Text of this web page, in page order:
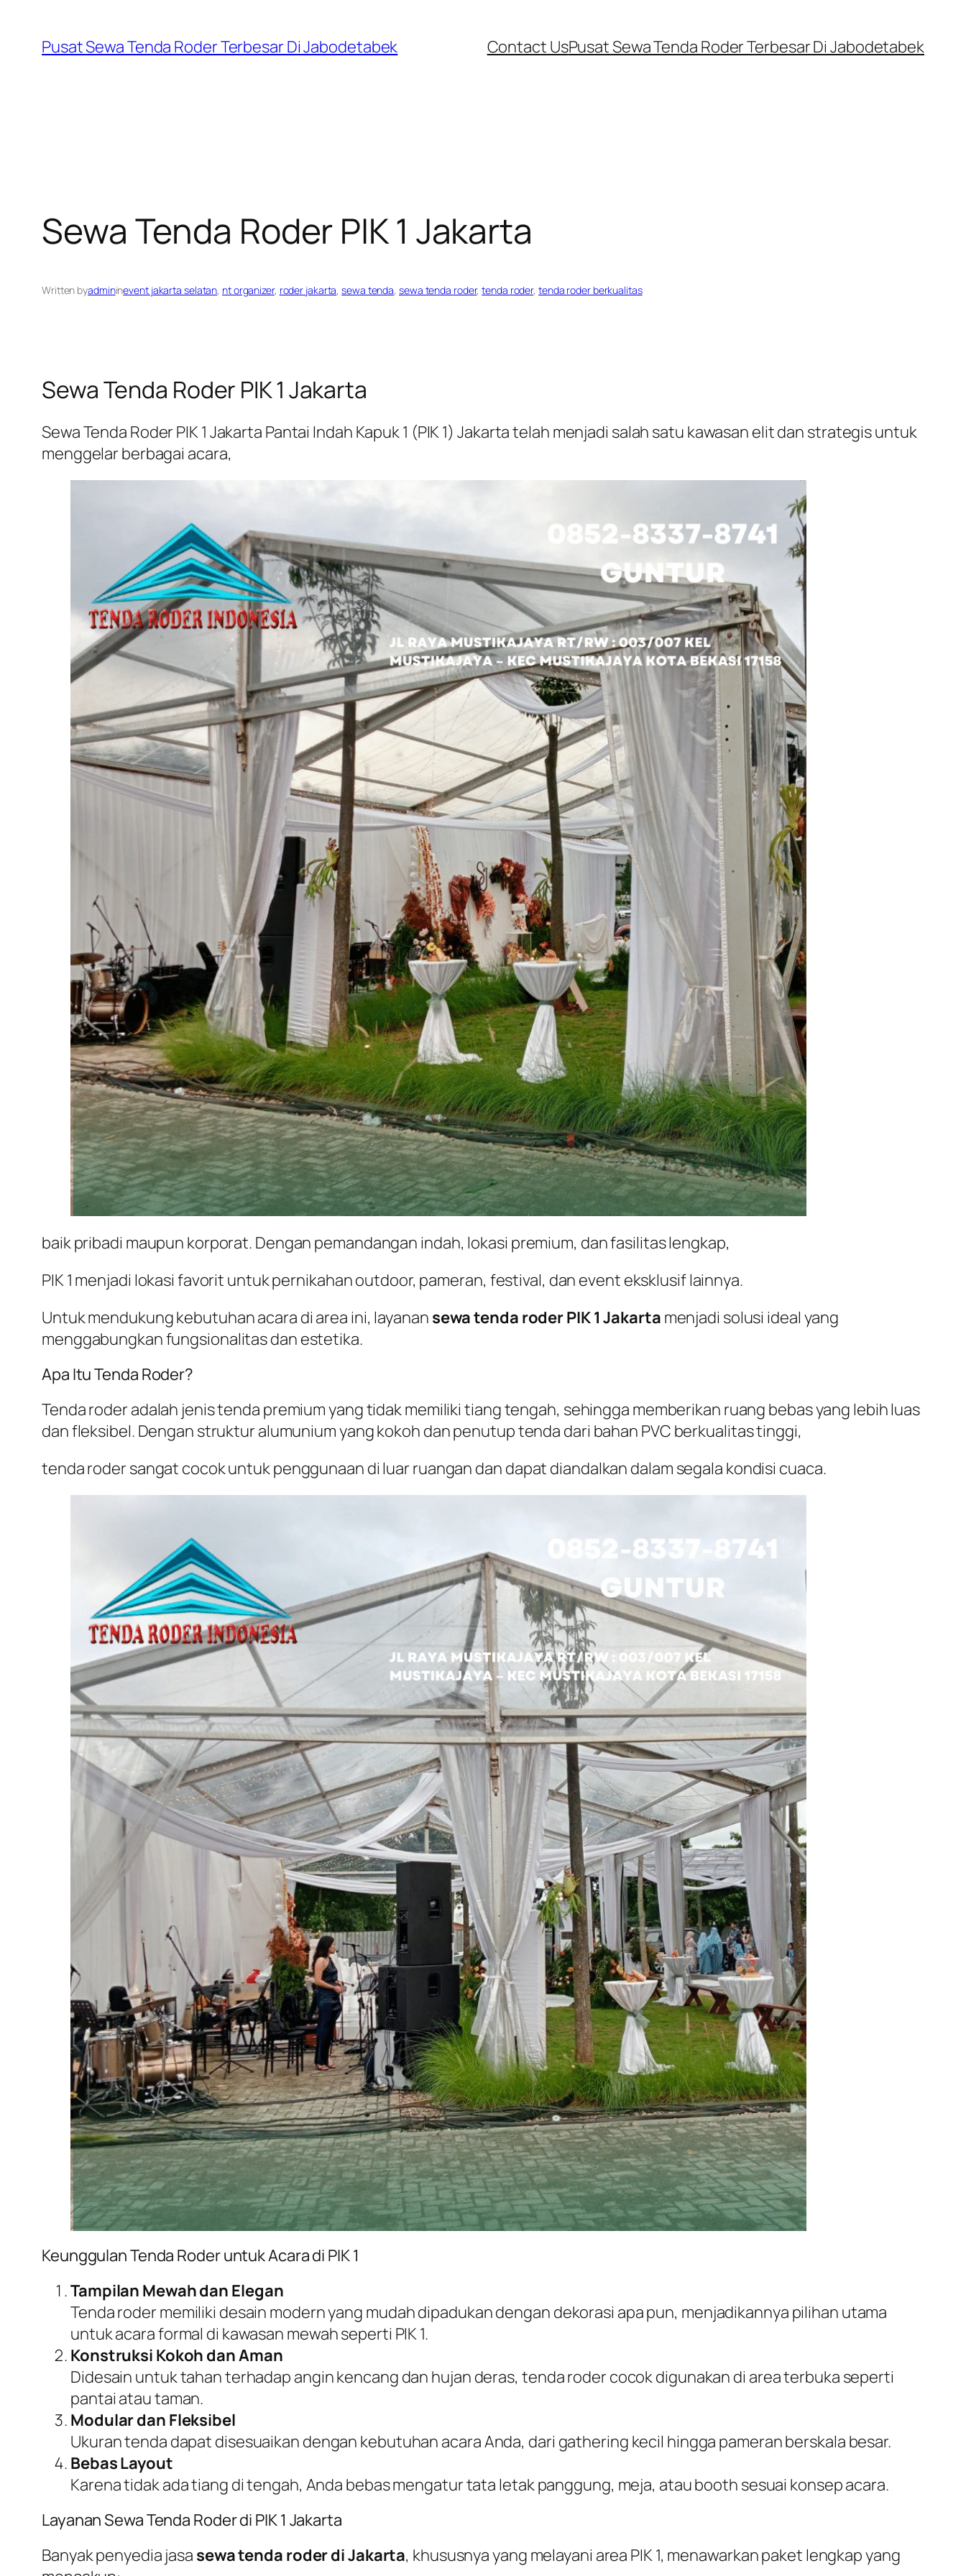
content
Pusat Sewa Tenda Roder Terbesar Di Jabodetabek Contact UsPusat Sewa Tenda Roder Terbesar Di Jabodetabek
Sewa Tenda Roder PIK 1 Jakarta
Written byadmininevent jakarta selatan, nt organizer, roder jakarta, sewa tenda, sewa tenda roder, tenda roder, tenda roder berkualitas
Sewa Tenda Roder PIK 1 Jakarta
Sewa Tenda Roder PIK 1 Jakarta Pantai Indah Kapuk 1 (PIK 1) Jakarta telah menjadi salah satu kawasan elit dan strategis untuk
menggelar berbagai acara,
baik pribadi maupun korporat. Dengan pemandangan indah, lokasi premium, dan fasilitas lengkap,
PIK 1 menjadi lokasi favorit untuk pernikahan outdoor, pameran, festival, dan event eksklusif lainnya.
Untuk mendukung kebutuhan acara di area ini, layanan sewa tenda roder PIK 1 Jakarta menjadi solusi ideal yang
menggabungkan fungsionalitas dan estetika.
Apa Itu Tenda Roder?
Tenda roder adalah jenis tenda premium yang tidak memiliki tiang tengah, sehingga memberikan ruang bebas yang lebih luas
dan fleksibel. Dengan struktur alumunium yang kokoh dan penutup tenda dari bahan PVC berkualitas tinggi,
tenda roder sangat cocok untuk penggunaan di luar ruangan dan dapat diandalkan dalam segala kondisi cuaca.
Keunggulan Tenda Roder untuk Acara di PIK 1
Tampilan Mewah dan Elegan
Tenda roder memiliki desain modern yang mudah dipadukan dengan dekorasi apa pun, menjadikannya pilihan utama
untuk acara formal di kawasan mewah seperti PIK 1.
Konstruksi Kokoh dan Aman
Didesain untuk tahan terhadap angin kencang dan hujan deras, tenda roder cocok digunakan di area terbuka seperti
pantai atau taman.
Modular dan Fleksibel
Ukuran tenda dapat disesuaikan dengan kebutuhan acara Anda, dari gathering kecil hingga pameran berskala besar.
Bebas Layout
Karena tidak ada tiang di tengah, Anda bebas mengatur tata letak panggung, meja, atau booth sesuai konsep acara.
Layanan Sewa Tenda Roder di PIK 1 Jakarta
Banyak penyedia jasa sewa tenda roder di Jakarta, khususnya yang melayani area PIK 1, menawarkan paket lengkap yang